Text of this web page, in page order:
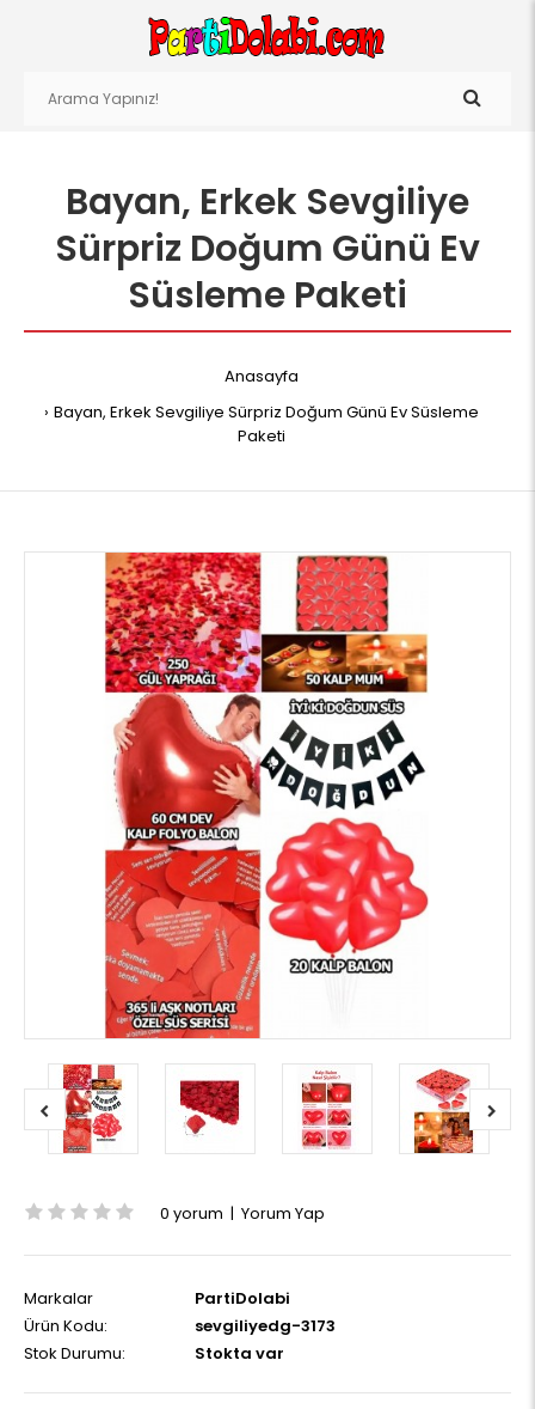
Bayan, Erkek Sevgiliye
Sürpriz Doğum Günü Ev
Süsleme Paketi
Anasayfa
Bayan, Erkek Sevgiliye Sürpriz Doğum Günü Ev Süsleme
Paketi
0 yorum | Yorum Yap
Markalar
PartiDolabi
Ürün Kodu:
sevgiliyedg-3173
Stok Durumu:
Stokta var